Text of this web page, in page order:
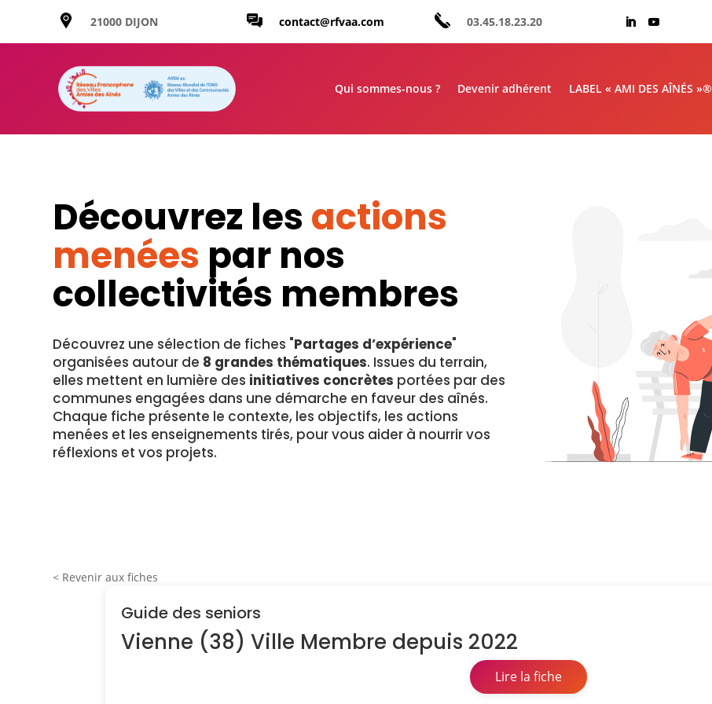
21000 DIJON contact@rfvaa.com 03.45.18.23.20
Qui sommes-nous ? Devenir adhérent LABEL « AMI DES AÎNÉS »®
Découvrez les actions
menées par nos
collectivités membres
Découvrez une sélection de fiches "Partages d’expérience"
organisées autour de 8 grandes thématiques. Issues du terrain,
elles mettent en lumière des initiatives concrètes portées par des
communes engagées dans une démarche en faveur des aînés.
Chaque fiche présente le contexte, les objectifs, les actions
menées et les enseignements tirés, pour vous aider à nourrir vos
réflexions et vos projets.
< Revenir aux fiches
Guide des seniors
Vienne (38) Ville Membre depuis 2022
Lire la fiche